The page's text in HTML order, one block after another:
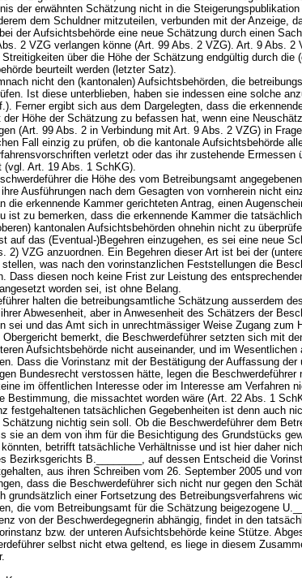
der erwähnten Schätzung nicht in die
dem Schuldner mitzuteilen, verbunden mit der Anzeige,
der Aufsichtsbehörde eine neue Schätzung durch einen
2 VZG verlangen könne (Art. 99 Abs. 2 VZG). Art. 9 Abs. 2
über die Höhe der Schätzung endgültig durch die
beurteilt werden (letzter Satz).
nicht den (kantonalen) Aufsichtsbehörden, die
Ist diese unterblieben, haben sie indessen eine solche
Ferner ergibt sich aus dem Dargelegten, dass die
Höhe der Schätzung zu befassen hat, wenn eine
(Art. 99 Abs. 2 in Verbindung mit Art. 9 Abs. 2 VZG) in
Fall einzig zu prüfen, ob die kantonale Aufsichtsbehörde
verletzt oder das ihr zustehende Ermessen
(vgl. Art. 19 Abs. 1 SchKG).
die Höhe des vom Betreibungsamt
Ausführungen nach dem Gesagten von vornherein nicht
die erkennende Kammer gerichteten Antrag, einen
ist zu bemerken, dass die erkennende Kammer die
kantonalen Aufsichtsbehörden ohnehin nicht zu
auf das (Eventual-)Begehren einzugehen, es sei eine neue
2) VZG anzuordnen. Ein Begehren dieser Art ist bei der
was nach den vorinstanzlichen Feststellungen die
Dass diesen noch keine Frist zur Leistung des
worden sei, ist ohne Belang.
halten die betreibungsamtliche Schätzung ausserdem
Abwesenheit, aber in Anwesenheit des Schätzers der
sei und das Amt sich in unrechtmässiger Weise Zugang zum
Obergericht bemerkt, die Beschwerdeführer setzten sich mit
Aufsichtsbehörde nicht auseinander, und im Wesentlichen
Dass die Vorinstanz mit der Bestätigung der Auffassung der
Bundesrecht verstossen hätte, legen die Beschwerdeführer
im öffentlichen Interesse oder im Interesse am Verfahren
Bestimmung, die missachtet worden wäre (Art. 22 Abs. 1
festgehaltenen tatsächlichen Gegebenheiten ist denn auch
nichtig sein soll. Ob die Beschwerdeführer dem
sie an dem von ihm für die Besichtigung des Grundstücks
betrifft tatsächliche Verhältnisse und ist hier daher
Bezirksgerichts B.________, auf dessen Entscheid die
aus ihren Schreiben vom 26. September 2005 und
dass die Beschwerdeführer sich nicht nur gegen den
grundsätzlich einer Fortsetzung des Betreibungsverfahrens
die vom Betreibungsamt für die Schätzung beigezogene
von der Beschwerdegegnerin abhängig, findet in den
bzw. der unteren Aufsichtsbehörde keine Stütze.
selbst nicht etwa geltend, es liege in diesem